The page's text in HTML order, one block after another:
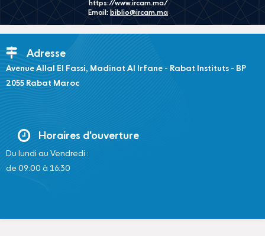
https://www.ircam.ma/
Email: biblio@ircam.ma
Adresse
Avenue Allal El Fassi, Madinat Al Irfane - Rabat Instituts - BP
2055 Rabat Maroc
Horaires d'ouverture
Du lundi au Vendredi :
de 09:00 à 16:30